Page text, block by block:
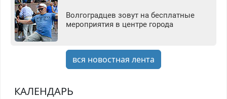
Волгоградцев зовут на бесплатные
мероприятия в центре города
вся новостная лента
КАЛЕНДАРЬ